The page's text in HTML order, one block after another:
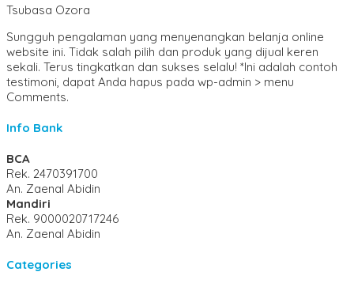
Tsubasa Ozora
Sungguh pengalaman yang menyenangkan belanja online
website ini. Tidak salah pilih dan produk yang dijual keren
sekali. Terus tingkatkan dan sukses selalu! *Ini adalah contoh
testimoni, dapat Anda hapus pada wp-admin > menu
Comments.
Info Bank
BCA
Rek. 2470391700
An. Zaenal Abidin
Mandiri
Rek. 9000020717246
An. Zaenal Abidin
Categories